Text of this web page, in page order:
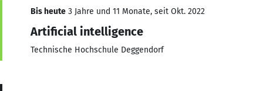
Bis heute 3 Jahre und 11 Monate, seit Okt. 2022
Artificial intelligence
Technische Hochschule Deggendorf